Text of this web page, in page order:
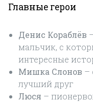
Главные герои
Денис Кораблёв
мальчик, с
интересные
Мишка Слонов –
лучший друг
Люся –